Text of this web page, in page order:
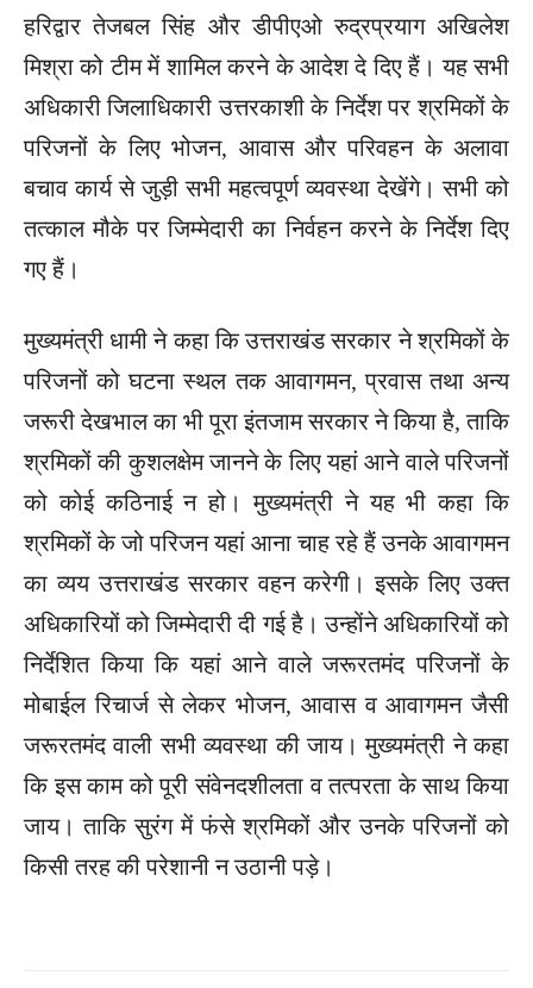
हरिद्वार तेजबल सिंह और डीपीएओ रुद्रप्रयाग अखिलेश
मिश्रा को टीम में शामिल करने के आदेश दे दिए हैं। यह सभी
अधिकारी जिलाधिकारी उत्तरकाशी के निर्देश पर श्रमिकों के
परिजनों के लिए भोजन, आवास और परिवहन के अलावा
बचाव कार्य से जुड़ी सभी महत्वपूर्ण व्यवस्था देखेंगे। सभी को
तत्काल मौके पर जिम्मेदारी का निर्वहन करने के निर्देश दिए
गए हैं।
मुख्यमंत्री धामी ने कहा कि उत्तराखंड सरकार ने श्रमिकों के
परिजनों को घटना स्थल तक आवागमन, प्रवास तथा अन्य
जरूरी देखभाल का भी पूरा इंतजाम सरकार ने किया है, ताकि
श्रमिकों की कुशलक्षेम जानने के लिए यहां आने वाले परिजनों
को कोई कठिनाई न हो। मुख्यमंत्री ने यह भी कहा कि
श्रमिकों के जो परिजन यहां आना चाह रहे हैं उनके आवागमन
का व्यय उत्तराखंड सरकार वहन करेगी। इसके लिए उक्त
अधिकारियों को जिम्मेदारी दी गई है। उन्होंने अधिकारियों को
निर्देशित किया कि यहां आने वाले जरूरतमंद परिजनों के
मोबाईल रिचार्ज से लेकर भोजन, आवास व आवागमन जैसी
जरूरतमंद वाली सभी व्यवस्था की जाय। मुख्यमंत्री ने कहा
कि इस काम को पूरी संवेनदशीलता व तत्परता के साथ किया
जाय। ताकि सुरंग में फंसे श्रमिकों और उनके परिजनों को
किसी तरह की परेशानी न उठानी पड़े।